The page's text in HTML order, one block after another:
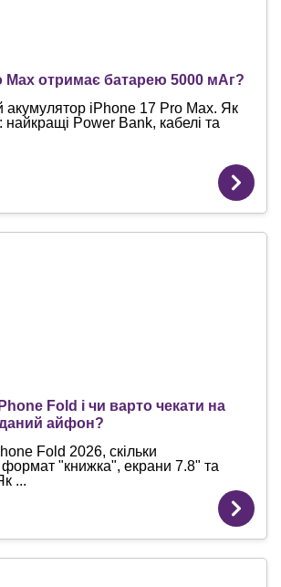
Max отримає батарею 5000 мАг?
акумулятор iPhone 17 Pro Max. Як
найкращі Power Bank, кабелі та
Fold і чи варто чекати на
айфон?
Fold 2026, скільки
"книжка", екрани 7.8" та
...